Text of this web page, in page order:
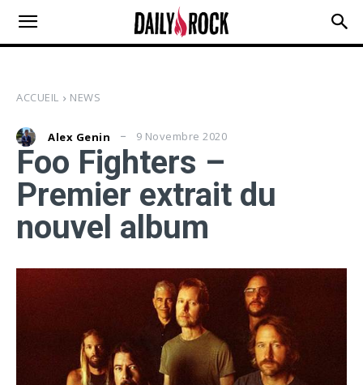
ACCUEIL NEWS
Alex Genin 9 Novembre 2020
Foo Fighters –
Premier extrait du
nouvel album